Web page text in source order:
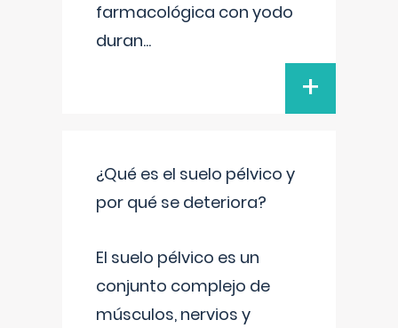
farmacológica con yodo
duran...
+
¿Qué es el suelo pélvico y
por qué se deteriora?
El suelo pélvico es un
conjunto complejo de
músculos, nervios y